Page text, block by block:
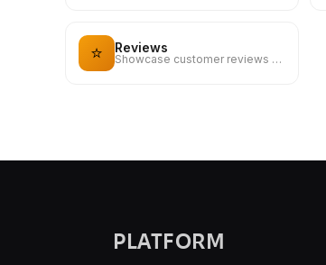
⭐ Reviews
Showcase customer reviews and testimonials to build trust
PLATFORM